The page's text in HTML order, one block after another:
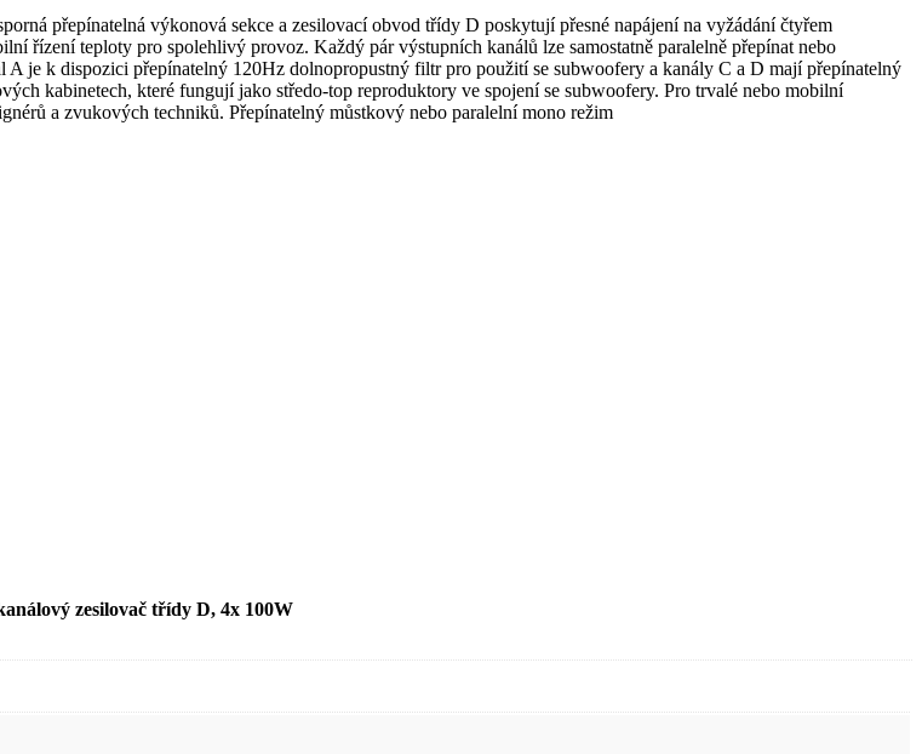
přepínatelná výkonová sekce a zesilovací obvod třídy D poskytují přesné napájení na vyžádání čtyřem
řízení teploty pro spolehlivý provoz. Každý pár výstupních kanálů lze samostatně paralelně přepínat nebo
je k dispozici přepínatelný 120Hz dolnopropustný filtr pro použití se subwoofery a kanály C a D mají přepínatelný
kabinetech, které fungují jako středo-top reproduktory ve spojení se subwoofery. Pro trvalé nebo mobilní
a zvukových techniků. Přepínatelný můstkový nebo paralelní mono režim
zesilovač třídy D, 4x 100W